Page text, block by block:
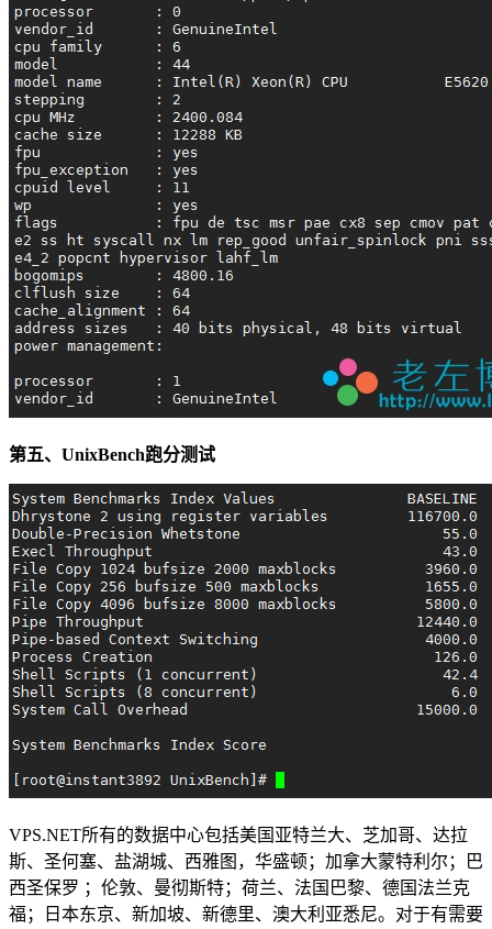
第五、UnixBench跑分测试
VPS.NET所有的数据中心包括美国亚特兰大、芝加哥、达拉
斯、圣何塞、盐湖城、西雅图，华盛顿；加拿大蒙特利尔；巴
西圣保罗 ；伦敦、曼彻斯特；荷兰、法国巴黎、德国法兰克
福；日本东京、新加坡、新德里、澳大利亚悉尼。对于有需要